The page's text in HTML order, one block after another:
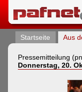
Startseite Aus
Pressemitteilung
Donnerstag, 20.